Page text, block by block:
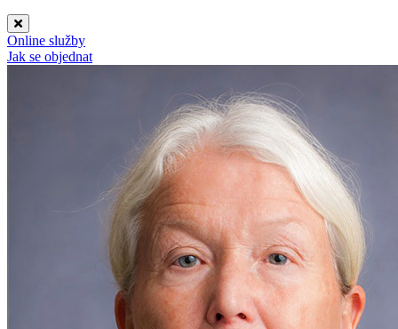
Online služby
Jak se objednat